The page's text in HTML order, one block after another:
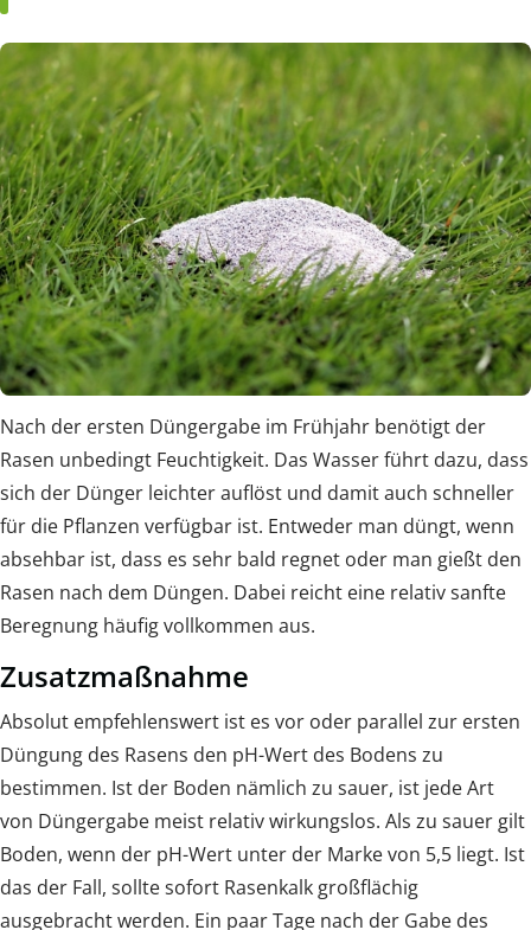
Nach der ersten Düngergabe im Frühjahr benötigt der
Rasen unbedingt Feuchtigkeit. Das Wasser führt dazu, dass
sich der Dünger leichter auflöst und damit auch schneller
für die Pflanzen verfügbar ist. Entweder man düngt, wenn
absehbar ist, dass es sehr bald regnet oder man gießt den
Rasen nach dem Düngen. Dabei reicht eine relativ sanfte
Beregnung häufig vollkommen aus.
Zusatzmaßnahme
Absolut empfehlenswert ist es vor oder parallel zur ersten
Düngung des Rasens den pH-Wert des Bodens zu
bestimmen. Ist der Boden nämlich zu sauer, ist jede Art
von Düngergabe meist relativ wirkungslos. Als zu sauer gilt
Boden, wenn der pH-Wert unter der Marke von 5,5 liegt. Ist
das der Fall, sollte sofort Rasenkalk großflächig
ausgebracht werden. Ein paar Tage nach der Gabe des